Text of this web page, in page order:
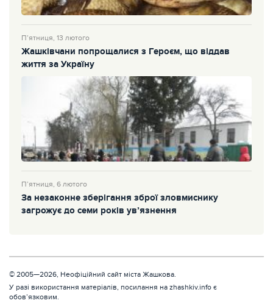
П’ятниця, 13 лютого
Жашківчани попрощалися з Героєм, що віддав
життя за Україну
П’ятниця, 6 лютого
За незаконне зберігання зброї зловмиснику
загрожує до семи років ув’язнення
© 2005—2026, Неофіційний сайт міста Жашкова.
У разі використання матеріалів, посилання на zhashkiv.info є
обов’язковим.